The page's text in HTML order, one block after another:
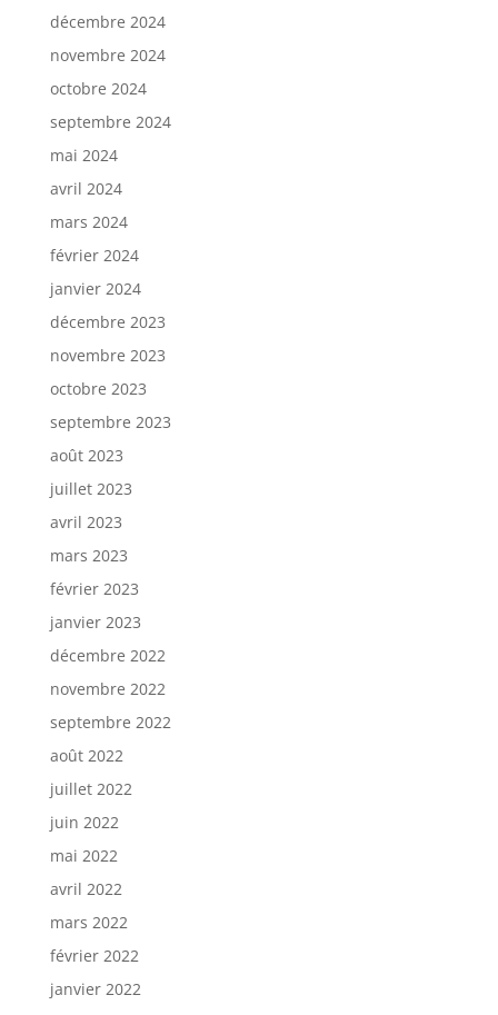
décembre 2024
novembre 2024
octobre 2024
septembre 2024
mai 2024
avril 2024
mars 2024
février 2024
janvier 2024
décembre 2023
novembre 2023
octobre 2023
septembre 2023
août 2023
juillet 2023
avril 2023
mars 2023
février 2023
janvier 2023
décembre 2022
novembre 2022
septembre 2022
août 2022
juillet 2022
juin 2022
mai 2022
avril 2022
mars 2022
février 2022
janvier 2022